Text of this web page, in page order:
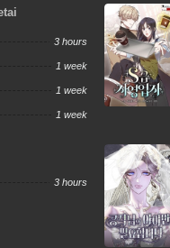
3 hours
1 week
1 week
1 week
3 hours